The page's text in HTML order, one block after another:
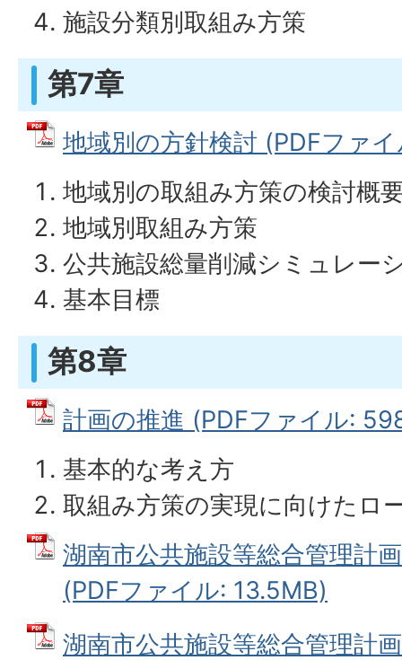
施設分類別取組み方策
第7章
地域別の方針検討 (PDFファ
地域別の取組み方策の検討概
地域別取組み方策
公共施設総量削減シミュレー
基本目標
第8章
計画の推進 (PDFファイル:
基本的な考え方
取組み方策の実現に向けたロ
湖南市公共施設等総合管理計
(PDFファイル: 13.5MB)
湖南市公共施設等総合管理計